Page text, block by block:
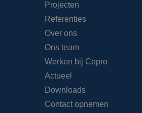
Projecten
Referenties
Over ons
Ons team
Werken bij Cepro
Actueel
Downloads
Contact opnemen